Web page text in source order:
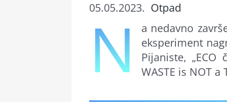
05.05.2023. Otpad
N
a nedavno
eksperiment
Pijaniste, „ECO
WASTE is NOT a